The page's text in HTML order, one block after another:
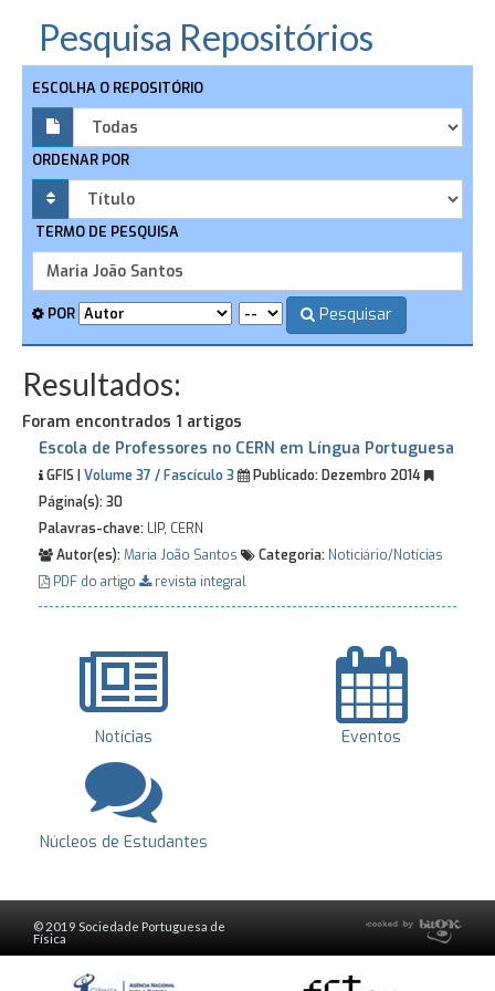
Pesquisa Repositórios
ESCOLHA O REPOSITÓRIO
ORDENAR POR
TERMO DE PESQUISA
POR Pesquisar
Resultados:
Foram encontrados 1 artigos
Escola de Professores no CERN em Língua Portuguesa
GFIS | Volume 37 / Fascículo 3 Publicado: Dezembro 2014
Página(s):30
Palavras-chave: LIP, CERN
Autor(es):Maria João Santos Categoria: Noticiário/Notícias
PDF do artigo
revista integral
Notícias Eventos
Núcleos de Estudantes
© 2019 Sociedade Portuguesa de
Física